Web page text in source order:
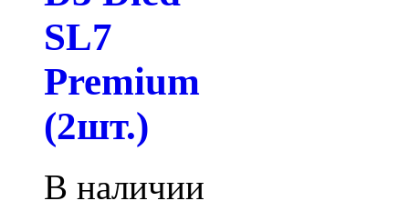
SL7
Premium
(2шт.)
В наличии